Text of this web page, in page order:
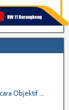
Objektif ...